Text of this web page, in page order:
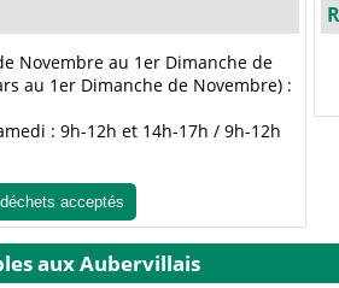
Novembre au 1er Dimanche de
au 1er Dimanche de Novembre) :
: 9h-12h et 14h-17h / 9h-12h
acceptés
aux Aubervillais